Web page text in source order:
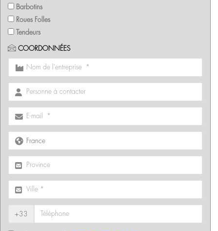
Barbotins
Roues Folles
Tendeurs
COORDONNÉES
+33